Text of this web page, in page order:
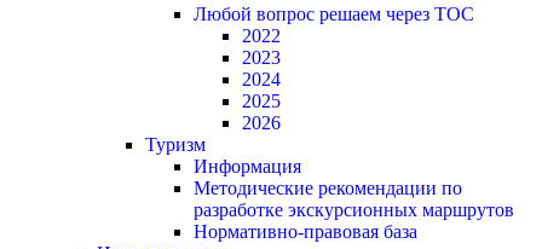
Любой вопрос решаем через ТОС
2022
2023
2024
2025
2026
Туризм
Информация
Методические рекомендации по
разработке экскурсионных маршрутов
Нормативно-правовая база